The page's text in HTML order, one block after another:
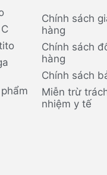
Chính sách
hàng
Chính sách
hàng
Chính sách
Miễn trừ
nhiệm y tế